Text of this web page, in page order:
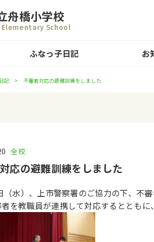
舟橋小学校
Elementary School
ふなっ子日記 お
記 不審者対応の避難訓練をしました
全校
応の避難訓練をしました
（水）、上市警察署のご協力の下、不
を教職員が連携して対応するととも